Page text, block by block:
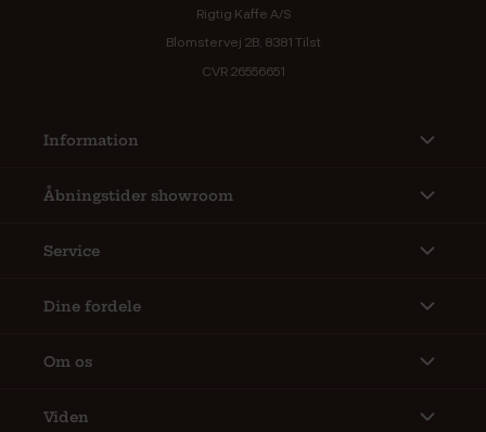
Rigtig Kaffe A/S
Blomstervej 2B, 8381 Tilst
CVR 26556651
Information
Åbningstider showroom
Service
Dine fordele
Om os
Viden